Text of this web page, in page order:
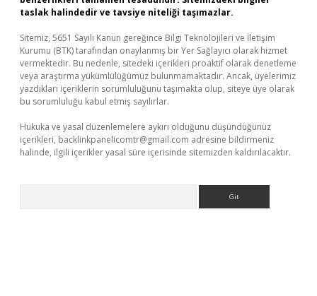
taslak halindedir ve tavsiye niteliği taşımazlar.
Sitemiz, 5651 Sayılı Kanun gereğince Bilgi Teknolojileri ve İletişim
Kurumu (BTK) tarafından onaylanmış bir Yer Sağlayıcı olarak hizmet
vermektedir. Bu nedenle, sitedeki içerikleri proaktif olarak denetleme
veya araştırma yükümlülüğümüz bulunmamaktadır. Ancak, üyelerimiz
yazdıkları içeriklerin sorumluluğunu taşımakta olup, siteye üye olarak
bu sorumluluğu kabul etmiş sayılırlar.
Hukuka ve yasal düzenlemelere aykırı olduğunu düşündüğünüz
içerikleri, backlinkpanelicomtr@gmail.com adresine bildirmeniz
halinde, ilgili içerikler yasal süre içerisinde sitemizden kaldırılacaktır.